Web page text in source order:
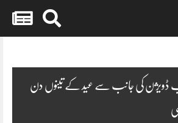
ڈویژن کی جانب سے عید کے تینوں دن